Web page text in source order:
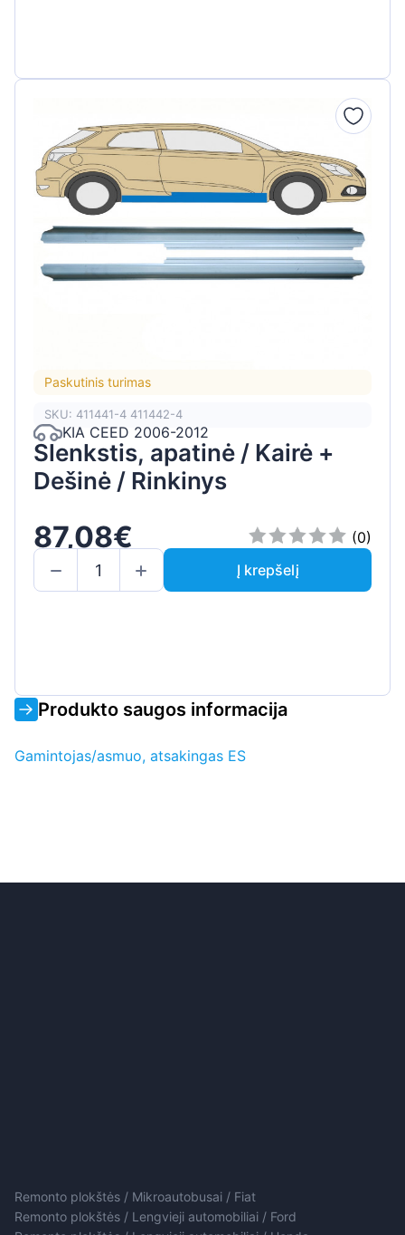
Paskutinis turimas
SKU: 411441-4 411442-4
KIA CEED 2006-2012
Slenkstis, apatinė / Kairė +
Dešinė / Rinkinys
87,08€
(0)
Į krepšelį
Produkto saugos informacija
Gamintojas/asmuo, atsakingas ES
Remonto plokštės / Mikroautobusai / Fiat
Remonto plokštės / Lengvieji automobiliai / Ford